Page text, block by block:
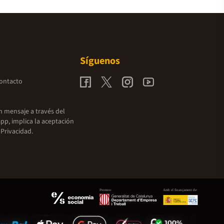
mensaje a través del
implica la aceptación
Síguenos
Promou: Amb el finançament de: